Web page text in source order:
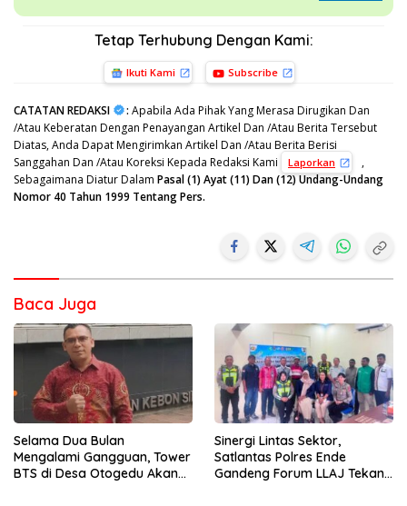
Tetap Terhubung Dengan Kami:
Ikuti Kami Subscribe
CATATAN REDAKSI : Apabila Ada Pihak Yang Merasa Dirugikan Dan
/Atau Keberatan Dengan Penayangan Artikel Dan /Atau Berita Tersebut
Diatas, Anda Dapat Mengirimkan Artikel Dan /Atau Berita Berisi
Sanggahan Dan /Atau Koreksi Kepada Redaksi Kami
Laporkan
,
Sebagaimana Diatur Dalam Pasal (1) Ayat (11) Dan (12) Undang-Undang
Nomor 40 Tahun 1999 Tentang Pers.
Baca Juga
Selama Dua Bulan
Mengalami Gangguan, Tower
BTS di Desa Otogedu Akan
Sinergi Lintas Sektor,
Satlantas Polres Ende
Gandeng Forum LLAJ Tekan